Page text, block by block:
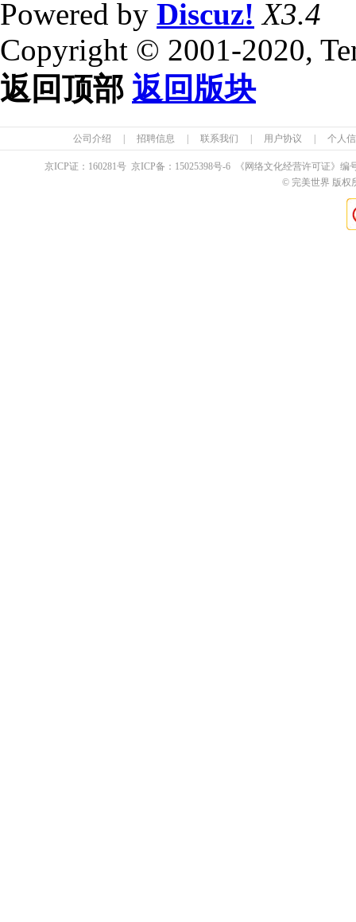
Powered by Discuz! X3.4
Copyright © 2001-2020,
返回顶部 返回版块
公司介绍 招聘信息 联系我们 用户协议 个人
京ICP证： 160281号 京ICP备： 15025398号-6 《网络文化经营许可证》编
© 完美世界 版权